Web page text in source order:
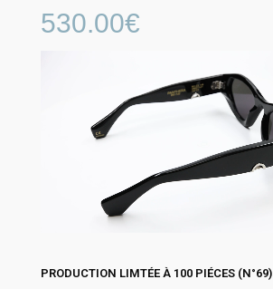
530.00€
PRODUCTION LIMTÉE À 100 PIÉCES (N°69)